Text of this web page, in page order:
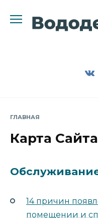
содержанию
ГЛАВНАЯ
Карта Сайта
14 причин
помещении и